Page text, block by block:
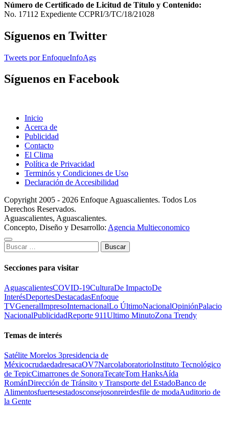
Número de Certificado de Licitud de Título y Contenido:
No. 17112 Expediente CCPRI/3/TC/18/21028
Síguenos en Twitter
Tweets por EnfoqueInfoAgs
Síguenos en Facebook
Inicio
Acerca de
Publicidad
Contacto
El Clima
Política de Privacidad
Terminós y Condiciones de Uso
Declaración de Accesibilidad
Copyright 2005 - 2026 Enfoque Aguascalientes. Todos Los
Derechos Reservados.
Aguascalientes, Aguascalientes.
Concepto, Diseño y Desarrollo: Agencia Multieconomico
Buscar:
Secciones para visitar
AguascalientesCOVID-19CulturaDe ImpactoDe
InterésDeportesDestacadasEnfoque
TVGeneralImpresoInternacionalLo ÚltimoNacionalOpiniónPalacio
NacionalPublicidadReporte 911Ultimo MinutoZona Trendy
Temas de interés
Satélite Morelos 3presidencia de
MéxicocrudaedadresacaOV7NarcolaboratorioInstituto Tecnológico
de TepicCimarrones de SonoraTecateTom HanksAída
RománDirección de Tránsito y Transporte del EstadoBanco de
Alimentosfuertesestadosconsejosonreirdesfile de modaAuditorio de
la Gente